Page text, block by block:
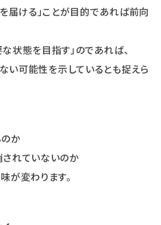
届ける」ことが目的であれば前向
状態を目指す」のであれば、
い可能性を示しているとも捉えら
か
されていないのか
が変わります。